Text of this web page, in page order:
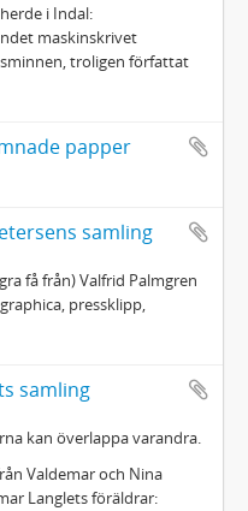
i Indal:
maskinskrivet
troligen författat
papper
samling
få från) Valfrid Palmgren
pressklipp,
samling
kan överlappa varandra.
Valdemar och Nina
Langlets föräldrar: